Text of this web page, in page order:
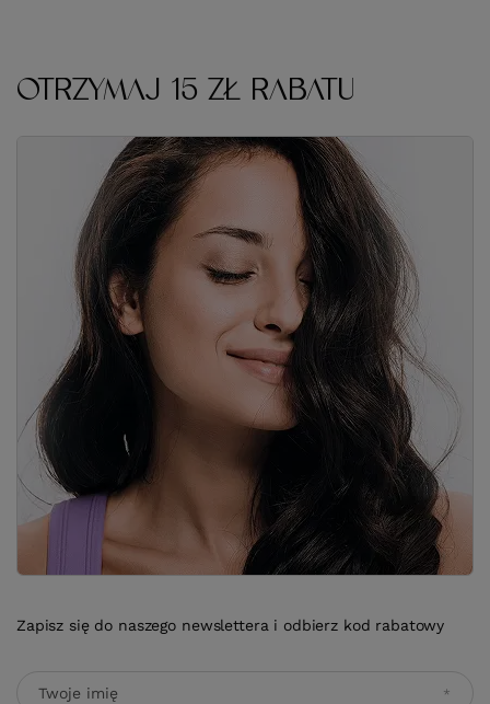
OTRZYMAJ 15 ZŁ RABATU
Zapisz się do naszego newslettera i odbierz kod rabatowy
Twoje imię